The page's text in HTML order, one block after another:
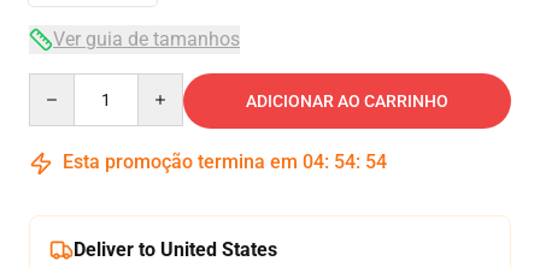
Ver guia de tamanhos
ADICIONAR AO CARRINHO
Esta promoção termina em 04: 54: 54
Deliver to United States